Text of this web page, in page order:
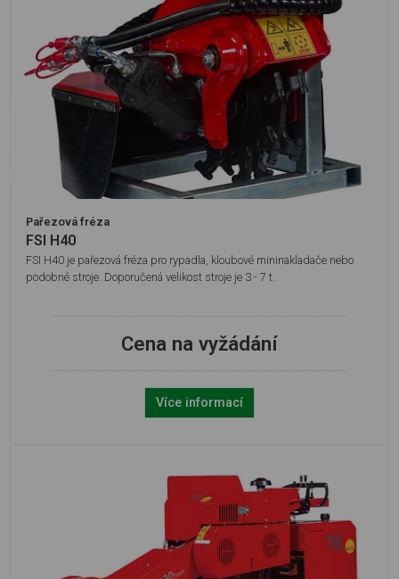
Pařezová fréza
FSI H40
FSI H40 je pařezová fréza pro rypadla, kloubové mininakladače nebo
podobné stroje. Doporučená velikost stroje je 3 - 7 t.
Cena na vyžádání
Více informací